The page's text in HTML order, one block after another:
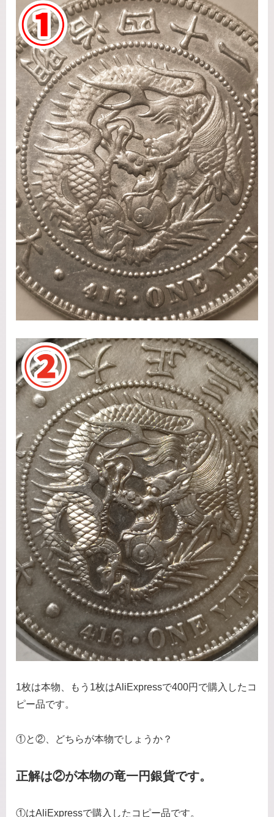
1枚は本物、もう1枚はAliExpressで400円で購入したコ
ピー品です。
①と②、どちらが本物でしょうか？
正解は②が本物の竜一円銀貨です。
①はAliExpressで購入したコピー品です。